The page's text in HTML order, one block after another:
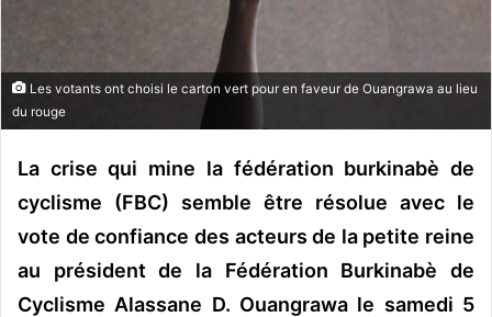
i
Les votants ont choisi le carton vert pour en faveur de Ouangrawa au lieu
du rouge
La crise qui mine la fédération burkinabè de
cyclisme (FBC) semble être résolue avec le
vote de confiance des acteurs de la petite reine
au président de la Fédération Burkinabè de
Cyclisme Alassane D. Ouangrawa le samedi 5